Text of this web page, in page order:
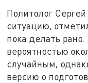
Политолог
ситуацию,
пока делать
вероятностью
случайным,
версию о